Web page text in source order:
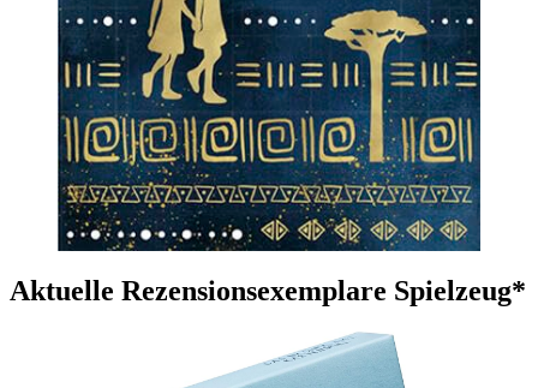
Aktuelle Rezensionsexemplare Spielzeug*